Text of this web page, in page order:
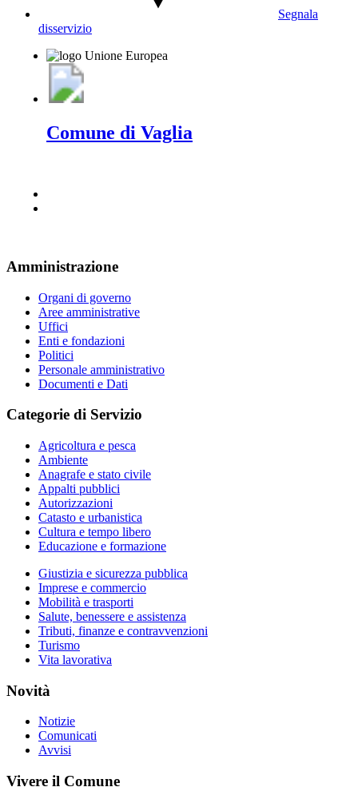
Segnala
disservizio
Comune di Vaglia
Amministrazione
Organi di governo
Aree amministrative
Uffici
Enti e fondazioni
Politici
Personale amministrativo
Documenti e Dati
Categorie di Servizio
Agricoltura e pesca
Ambiente
Anagrafe e stato civile
Appalti pubblici
Autorizzazioni
Catasto e urbanistica
Cultura e tempo libero
Educazione e formazione
Giustizia e sicurezza pubblica
Imprese e commercio
Mobilità e trasporti
Salute, benessere e assistenza
Tributi, finanze e contravvenzioni
Turismo
Vita lavorativa
Novità
Notizie
Comunicati
Avvisi
Vivere il Comune